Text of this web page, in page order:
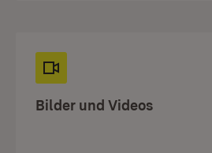
Bilder und Videos